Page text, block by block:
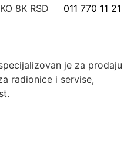
8K RSD
011 770 11 21
je za prodaju
radionice i servise,